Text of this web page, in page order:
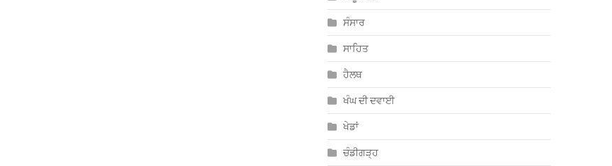
ਸੰਸਾਰ
ਸਾਹਿਤ
ਹੈਲਥ
ਖੰਘ ਦੀ ਦਵਾਈ
ਖੇਡਾਂ
ਚੰਡੀਗੜ੍ਹ